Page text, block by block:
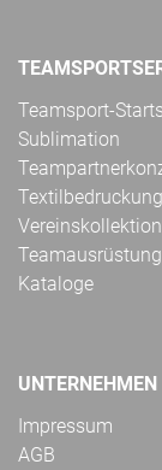
Teamsport-
Sublimation
Textilbedruckung
Kataloge
UNTERNEHMEN
Impressum
AGB